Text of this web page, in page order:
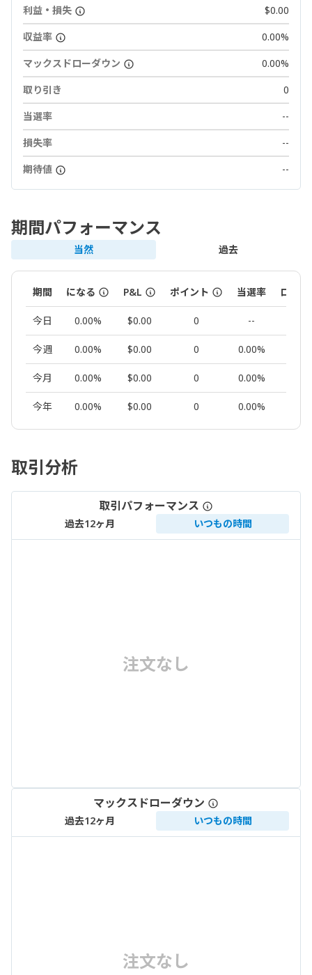
利益・損失
$0.00
収益率
0.00%
マックスドローダウン
0.00%
取り引き
0
当選率
--
損失率
--
期待値
--
期間パフォーマンス
当然 過去
期間 になる P&L ポイント 当選率 ロット
今日 0.00% $0.00 0 --
今週 0.00% $0.00 0 0.00%
今月 0.00% $0.00 0 0.00%
今年 0.00% $0.00 0 0.00%
取引分析
取引パフォーマンス
過去12ヶ月 いつもの時間
注文なし
マックスドローダウン
過去12ヶ月 いつもの時間
注文なし